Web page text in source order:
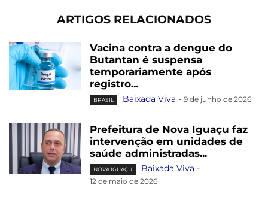
ARTIGOS RELACIONADOS
Vacina contra a dengue do
Butantan é suspensa
temporariamente após
registro...
BRASIL Baixada Viva - 9 de junho de 2026
Prefeitura de Nova Iguaçu faz
intervenção em unidades de
saúde administradas...
NOVA IGUAÇU Baixada Viva -
12 de maio de 2026